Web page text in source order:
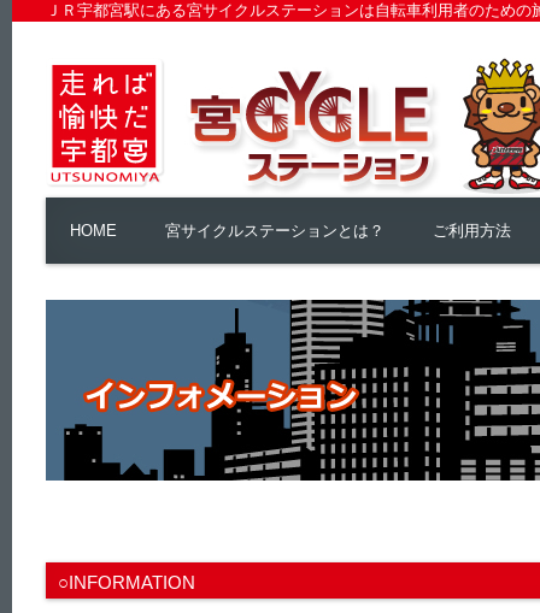
ＪＲ宇都宮駅にある宮サイクルステーションは自転車利用者のための
HOME 宮サイクルステーションとは？ ご利用方法
○INFORMATION